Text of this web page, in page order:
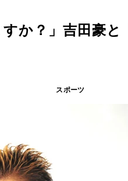
か？」吉田豪
スポーツ